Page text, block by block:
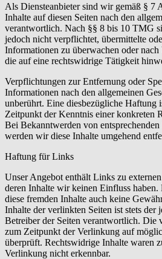
Als Diensteanbieter sind wir gemäß § 7
Inhalte auf diesen Seiten nach den
verantwortlich. Nach §§ 8 bis 10 TMG
jedoch nicht verpflichtet, übermittelte
Informationen zu überwachen oder nach
die auf eine rechtswidrige Tätigkeit
Verpflichtungen zur Entfernung oder
Informationen nach den allgemeinen
unberührt. Eine diesbezügliche Haftung
Zeitpunkt der Kenntnis einer konkreten
Bei Bekanntwerden von entsprechenden
werden wir diese Inhalte umgehend
Haftung für Links
Unser Angebot enthält Links zu
deren Inhalte wir keinen Einfluss
diese fremden Inhalte auch keine
Inhalte der verlinkten Seiten ist stets der
Betreiber der Seiten verantwortlich. Die
zum Zeitpunkt der Verlinkung auf
überprüft. Rechtswidrige Inhalte waren
Verlinkung nicht erkennbar.